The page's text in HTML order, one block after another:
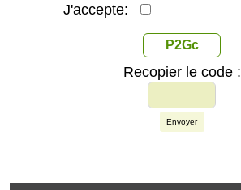
J'accepte:
P2Gc
Recopier le code :
Envoyer